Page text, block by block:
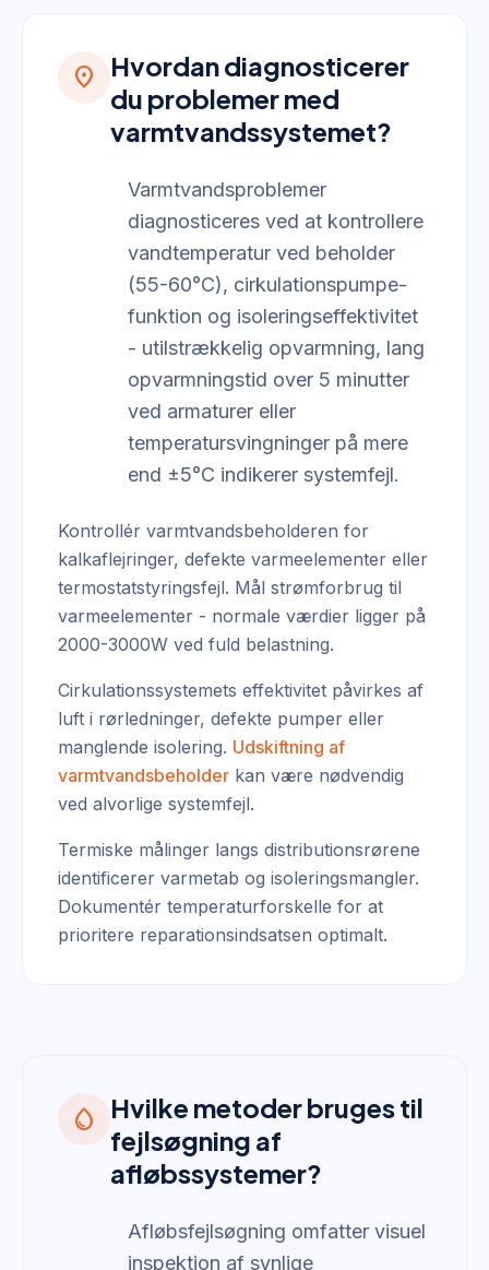
location_on
Hvordan diagnosticerer
du problemer med
varmtvandssystemet?
Varmtvandsproblemer
diagnosticeres ved at kontrollere
vandtemperatur ved beholder
(55-60°C), cirkulationspumpe-
funktion og isoleringseffektivitet
- utilstrækkelig opvarmning, lang
opvarmningstid over 5 minutter
ved armaturer eller
temperatursvingninger på mere
end ±5°C indikerer systemfejl.
Kontrollér varmtvandsbeholderen for
kalkaflejringer, defekte varmeelementer eller
termostatstyringsfejl. Mål strømforbrug til
varmeelementer - normale værdier ligger på
2000-3000W ved fuld belastning.
Cirkulationssystemets effektivitet påvirkes af
luft i rørledninger, defekte pumper eller
manglende isolering. Udskiftning af
varmtvandsbeholder kan være nødvendig
ved alvorlige systemfejl.
Termiske målinger langs distributionsrørene
identificerer varmetab og isoleringsmangler.
Dokumentér temperaturforskelle for at
prioritere reparationsindsatsen optimalt.
water_drop
Hvilke metoder bruges til
fejlsøgning af
afløbssystemer?
Afløbsfejlsøgning omfatter visuel
inspektion af synlige